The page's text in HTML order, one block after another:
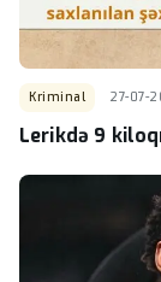
Kriminal 27-07-
Lerikdə 9